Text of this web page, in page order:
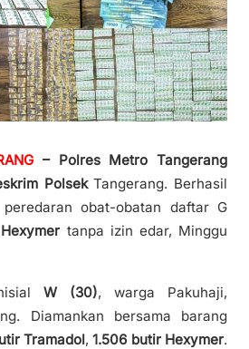
– Polres Metro Tangerang
PolsekTangerang. Berhasil
peredaran obat-obatan daftar G
tanpa izin edar, Minggu
W (30), warga Pakuhaji,
Diamankan bersama barang
Tramadol,1.506 butir Hexymer.